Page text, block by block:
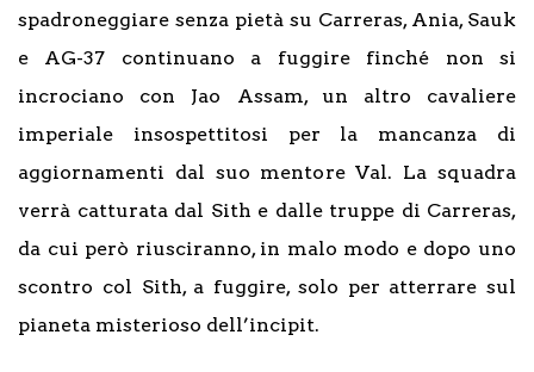
spadroneggiare senza pietà su Carreras, Ania, Sauk
e AG-37 continuano a fuggire finché non si
incrociano con Jao Assam, un altro cavaliere
imperiale insospettitosi per la mancanza di
aggiornamenti dal suo mentore Val. La squadra
verrà catturata dal Sith e dalle truppe di Carreras,
da cui però riusciranno, in malo modo e dopo uno
scontro col Sith, a fuggire, solo per atterrare sul
pianeta misterioso dell’incipit.